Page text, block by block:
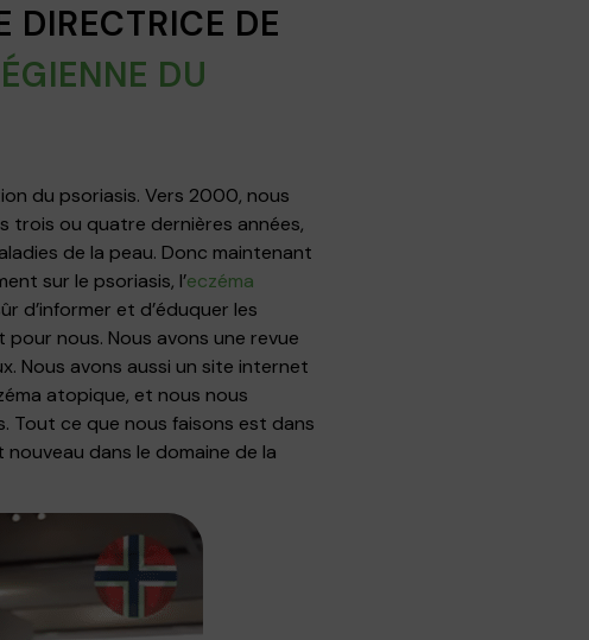
DIRECTRICE DE
DU
du psoriasis. Vers 2000, nous
trois ou quatre dernières années,
de la peau. Donc maintenant
sur le psoriasis, l’eczéma
d’informer et d’éduquer les
nous. Nous avons une revue
Nous avons aussi un site internet
atopique, et nous nous
Tout ce que nous faisons est dans
dans le domaine de la